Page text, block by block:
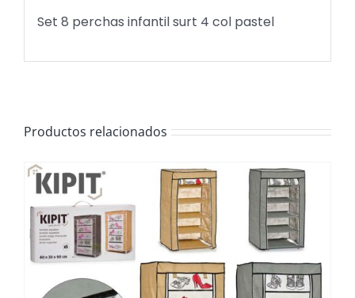
Set 8 perchas infantil surt 4 col pastel
Productos relacionados
/ DETALLES